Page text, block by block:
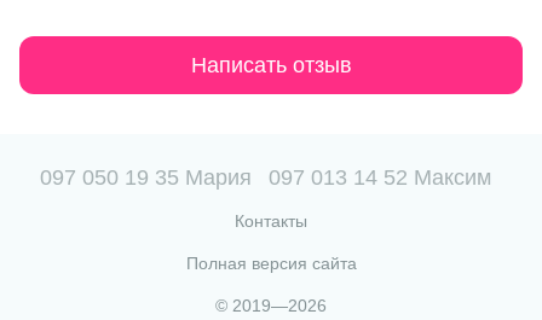
Написать отзыв
097 050 19 35 Мария 097 013 14 52 Максим
Контакты
Полная версия сайта
© 2019—2026